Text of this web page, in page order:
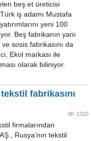
beş et üreticisi
iş adamı Mustafa
yeni 100
Beş fabrikanın yanı
sosis fabrikasını da
Ekol markası ile
olarak biliniyor.
tekstil fabrikasını
1310
firmalarından
Rusya’nın tekstil